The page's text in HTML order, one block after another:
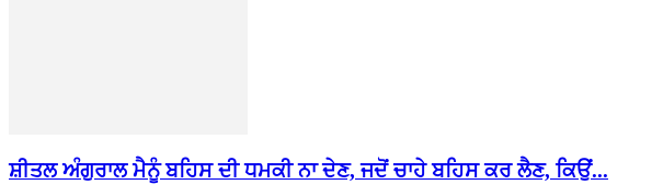
ਸ਼ੀਤਲ ਅੰਗੁਰਾਲ ਮੈਨੂੰ ਬਹਿਸ ਦੀ ਧਮਕੀ ਨਾ ਦੇਣ, ਜਦੋਂ ਚਾਹੇ ਬਹਿਸ ਕਰ ਲੈਣ, ਕਿਉਂ...